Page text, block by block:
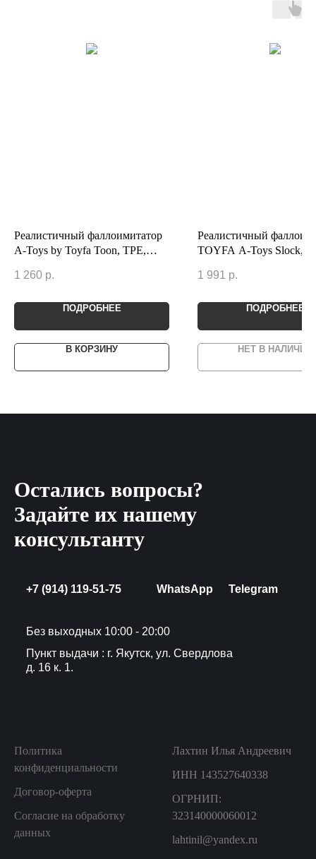
Реалистичный фаллоимитатор
A-Toys by Toyfa Toon, TPE,
1 260 р.
ПОДРОБНЕЕ
В КОРЗИНУ
Реалистичный
TOYFA A-Toys Slock,
1 991 р.
ПОДРОБНЕЕ
НЕТ В НАЛИЧИИ
Остались вопросы?
Задайте их нашему
консультанту
+7 (914) 119-51-75 WhatsApp Telegram
Без выходных 10:00 - 20:00
Пункт выдачи : г. Якутск, ул. Свердлова
д. 16 к. 1.
Политика
конфиденциальности
Договор-оферта
Согласие на обработку
данных
Лахтин Илья Андреевич
ИНН 143527640338
ОГРНИП:
323140000060012
lahtinil@yandex.ru